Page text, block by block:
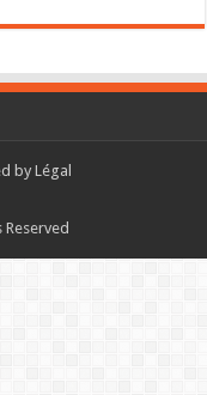
by Légal